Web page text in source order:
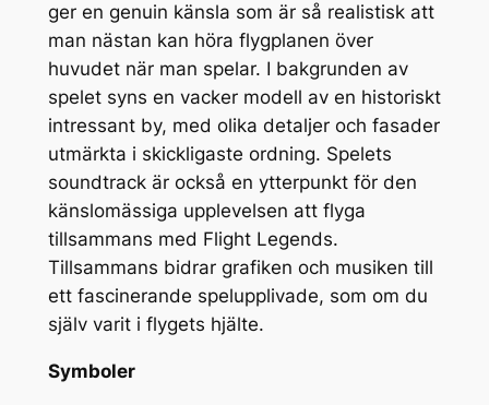
ger en genuin känsla som är så realistisk att
man nästan kan höra flygplanen över
huvudet när man spelar. I bakgrunden av
spelet syns en vacker modell av en historiskt
intressant by, med olika detaljer och fasader
utmärkta i skickligaste ordning. Spelets
soundtrack är också en ytterpunkt för den
känslomässiga upplevelsen att flyga
tillsammans med Flight Legends.
Tillsammans bidrar grafiken och musiken till
ett fascinerande spelupplivade, som om du
själv varit i flygets hjälte.
Symboler